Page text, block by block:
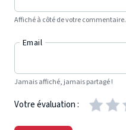
Affiché à côté de votre commentaire.
Email
Jamais affiché, jamais partagé !
Votre évaluation :